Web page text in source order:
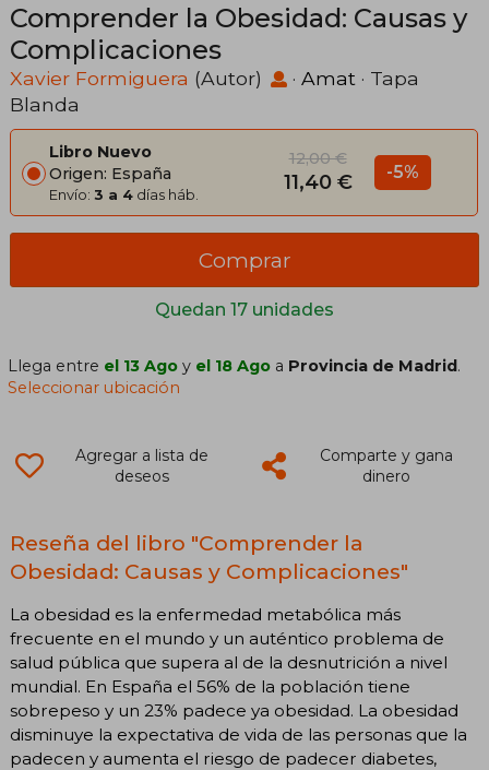
Comprender la Obesidad: Causas y
Complicaciones
Xavier Formiguera (Autor) · Amat · Tapa
Blanda
Libro Nuevo
Origen: España
Envío: 3 a 4 días háb.
12,00 €
11,40 € -5%
Quedan 17 unidades
Comprar
Llega entre el 13 Ago y el 18 Ago a Provincia de Madrid.
Seleccionar ubicación
Agregar a lista de
deseos
Comparte y gana
dinero
Reseña del libro "Comprender la
Obesidad: Causas y Complicaciones"
La obesidad es la enfermedad metabólica más
frecuente en el mundo y un auténtico problema de
salud pública que supera al de la desnutrición a nivel
mundial. En España el 56% de la población tiene
sobrepeso y un 23% padece ya obesidad. La obesidad
disminuye la expectativa de vida de las personas que la
padecen y aumenta el riesgo de padecer diabetes,